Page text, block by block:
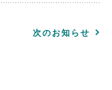
次のお知らせ